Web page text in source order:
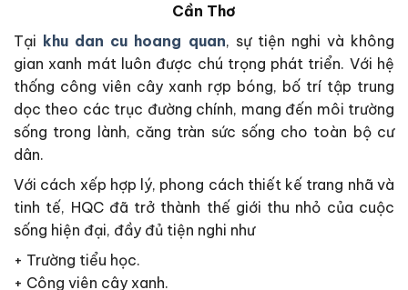
Cần Thơ
Tại khu dan cu hoang quan, sự tiện nghi và không
gian xanh mát luôn được chú trọng phát triển. Với hệ
thống công viên cây xanh rợp bóng, bố trí tập trung
dọc theo các trục đường chính, mang đến môi trường
sống trong lành, căng tràn sức sống cho toàn bộ cư
dân.
Với cách xếp hợp lý, phong cách thiết kế trang nhã và
tinh tế, HQC đã trở thành thế giới thu nhỏ của cuộc
sống hiện đại, đầy đủ tiện nghi như
+ Trường tiểu học.
+ Công viên cây xanh.